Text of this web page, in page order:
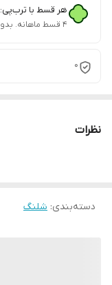
هر قسط با ترب‌پی:
۴ قسط ماهانه. بدون سود، چک و ضامن.
0
نظرات
دسته‌بندی: شلنگ